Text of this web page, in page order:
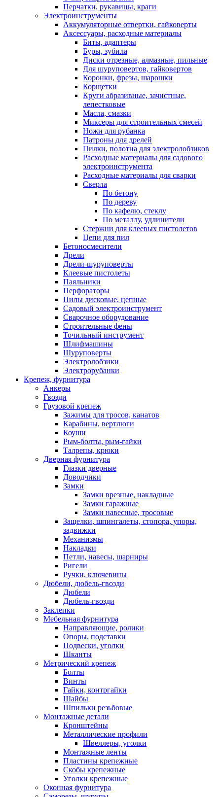
Перчатки, рукавицы, краги
Электроинструменты
Аккумуляторные отвертки, гайковерты
Аксессуары, расходные материалы
Биты, адаптеры
Буры, зубила
Диски отрезные, алмазные, пильные
Для шуруповертов, гайковертов
Коронки, фрезы, шарошки
Корщетки
Круги абразивные, зачистные,
лепестковые
Масла, смазки
Миксеры для строительных смесей
Ножи для рубанка
Патроны для дрелей
Пилки, полотна для электролобзиков
Расходные материалы для садового
электроинструмента
Расходные материалы для сварки
Сверла
По бетону
По дереву
По кафелю, стеклу
По металлу, удлинители
Стержни для клеевых пистолетов
Цепи для пил
Бетоносмесители
Дрели
Дрели-шуруповерты
Клеевые пистолеты
Паяльники
Перфораторы
Пилы дисковые, цепные
Садовый электроинструмент
Сварочное оборудование
Строительные фены
Точильный инструмент
Шлифмашины
Шуруповерты
Электролобзики
Электрорубанки
Крепеж, фурнитура
Анкеры
Гвозди
Грузовой крепеж
Зажимы для тросов, канатов
Карабины, вертлюги
Коуши
Рым-болты, рым-гайки
Талрепы, крюки
Дверная фурнитура
Глазки дверные
Доводчики
Замки
Замки врезные, накладные
Замки гаражные
Замки навесные, тросовые
Защелки, шпингалеты, стопора, упоры,
задвижки
Механизмы
Накладки
Петли, навесы, шарниры
Ригели
Ручки, ключевины
Дюбели, дюбель-гвозди
Дюбели
Дюбель-гвозди
Заклепки
Мебельная фурнитура
Направляющие, ролики
Опоры, подставки
Подвески, уголки
Шканты
Метрический крепеж
Болты
Винты
Гайки, контргайки
Шайбы
Шпильки резьбовые
Монтажные детали
Кронштейны
Металлические профили
Швеллеры, уголки
Монтажные ленты
Пластины крепежные
Скобы крепежные
Уголки крепежные
Оконная фурнитура